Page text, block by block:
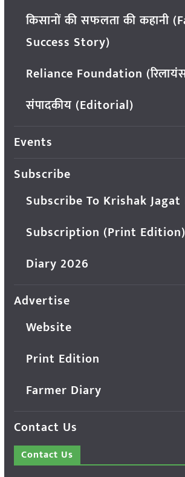
किसानों की सफलता की कहानी
Success Story)
Reliance Foundation
संपादकीय (Editorial)
Events
Subscribe
Subscribe To Krishak
Subscription (Print Edition)
Diary 2026
Advertise
Website
Print Edition
Farmer Diary
Contact Us
Contact Us